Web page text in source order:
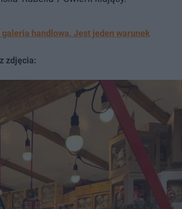
handlowa. Jest jeden warunek
zdjęcia: